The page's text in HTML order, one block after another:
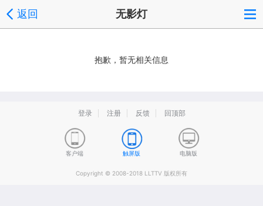
返回 无影灯
抱歉，暂无相关信息
登录 注册 反馈 回顶部
客户端 触屏版 电脑版
Copyright © 2008-2018 LLTTV 版权所有